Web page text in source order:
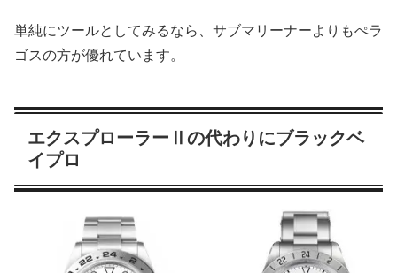
単純にツールとしてみるなら、サブマリーナーよりもぺラ
ゴスの方が優れています。
エクスプローラーⅡの代わりにブラックベ
イプロ